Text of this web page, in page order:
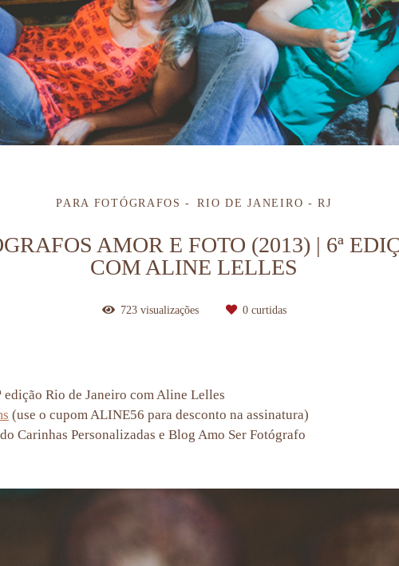
PARA FOTÓGRAFOS RIO DE JANEIRO - RJ
AMOR E FOTO (2013) | 6ª
COM ALINE LELLES
723visualizações 0curtidas
edição Rio de Janeiro com Aline Lelles
(use o cupom ALINE56 para desconto na assinatura)
Carinhas Personalizadas e Blog Amo Ser Fotógrafo